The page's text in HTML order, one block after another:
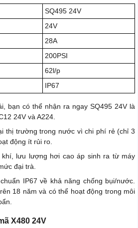
SQ495 24V
24V
28A
200PSI
62l/p
IP67
bạn có thể nhận ra ngay SQ495 24V là
24V và A224.
thị trường trong nước vì chi phí rẻ (chỉ 3
động ít rủi ro.
lưu lượng hơi cao áp sinh ra từ máy
đại trà.
IP67 về khả năng chống bụi/nước.
18 năm và có thể hoạt động trong môi
X480 24V